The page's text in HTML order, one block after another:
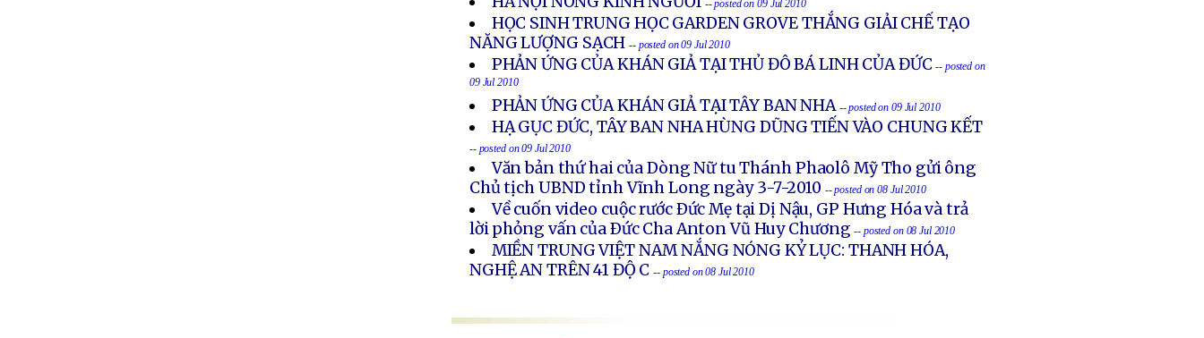
-- posted on 09 Jul 2010
HỌC SINH TRUNG HỌC GARDEN GROVE THẮNG GIẢI CHẾ TẠO
NĂNG LƯỢNG SẠCH -- posted on 09 Jul 2010
PHẢN ỨNG CỦA KHÁN GIẢ TẠI THỦ ĐÔ BÁ LINH CỦA ĐỨC -- posted on
09 Jul 2010
PHẢN ỨNG CỦA KHÁN GIẢ TẠI TÂY BAN NHA -- posted on 09 Jul 2010
HẠ GỤC ĐỨC, TÂY BAN NHA HÙNG DŨNG TIẾN VÀO CHUNG KẾT
-- posted on 09 Jul 2010
Văn bản thứ hai của Dòng Nữ tu Thánh Phaolô Mỹ Tho gửi ông
Chủ tịch UBND tỉnh Vĩnh Long ngày 3-7-2010 -- posted on 08 Jul 2010
Về cuốn video cuộc rước Ðức Mẹ tại Dị Nậu, GP Hưng Hóa và trả
lời phỏng vấn của Ðức Cha Anton Vũ Huy Chương-- posted on 08 Jul 2010
MIỀN TRUNG VIỆT NAM NẮNG NÓNG KỶ LỤC: THANH HÓA,
NGHỆ AN TRÊN 41 ĐỘ C -- posted on 08 Jul 2010